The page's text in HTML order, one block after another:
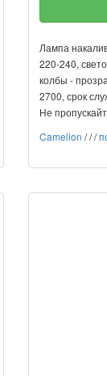
Лампа
220-240,
колбы -
2700, срок
Не
Camelion ///